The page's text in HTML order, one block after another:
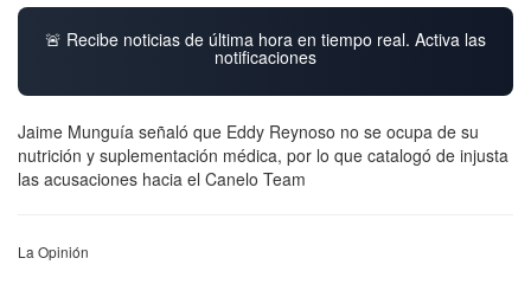
🚨 Recibe noticias de última hora en tiempo real. Activa las
notificaciones
Jaime Munguía señaló que Eddy Reynoso no se ocupa de su
nutrición y suplementación médica, por lo que catalogó de injusta
las acusaciones hacia el Canelo Team
La Opinión